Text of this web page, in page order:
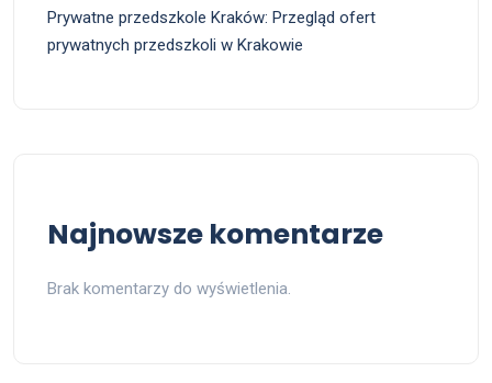
Prywatne przedszkole Kraków: Przegląd ofert
prywatnych przedszkoli w Krakowie
Najnowsze komentarze
Brak komentarzy do wyświetlenia.